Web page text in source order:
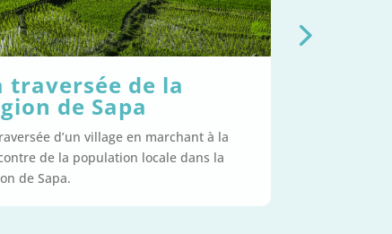
Une nuit dans un
jonque
Une nuit dans un jonque pour prendre le
temps d’admirer la Baie de Halong.